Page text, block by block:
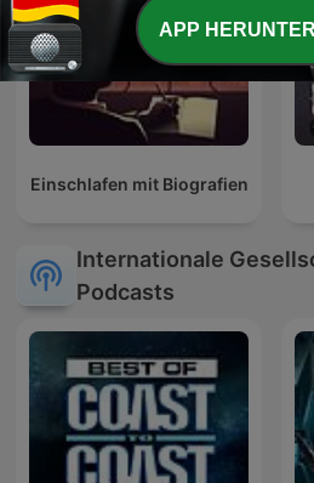
Einschlafen mit Biografien
Internationale
Podcasts
APP